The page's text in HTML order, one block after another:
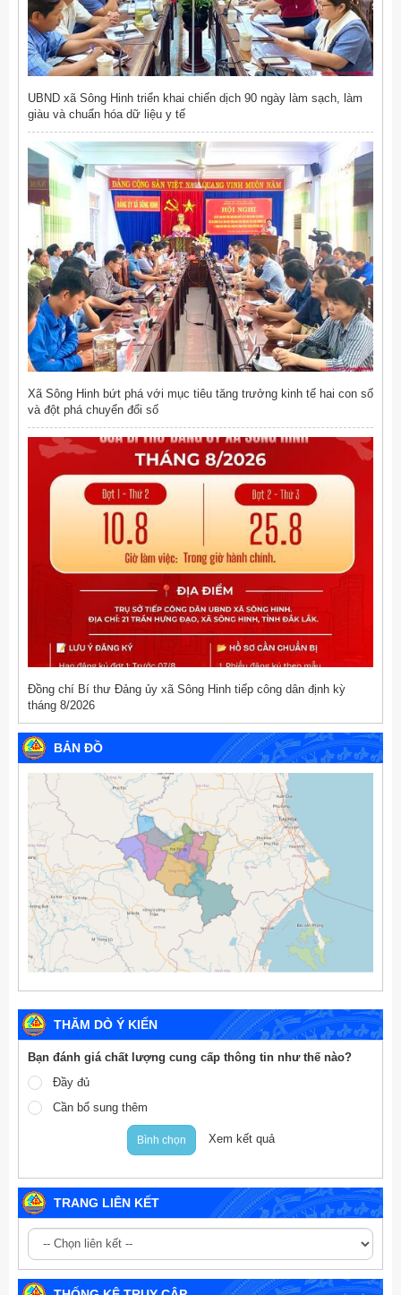
UBND xã Sông Hinh triển khai chiến dịch 90 ngày làm sạch, làm
giàu và chuẩn hóa dữ liệu y tế
Xã Sông Hinh bứt phá với mục tiêu tăng trưởng kinh tế hai con số
và đột phá chuyển đổi số
Đồng chí Bí thư Đảng ủy xã Sông Hinh tiếp công dân định kỳ
tháng 8/2026
BẢN ĐỒ
THĂM DÒ Ý KIẾN
Bạn đánh giá chất lượng cung cấp thông tin như thế nào?
Đầy đủ
Cần bổ sung thêm
Bình chọn Xem kết quả
TRANG LIÊN KẾT